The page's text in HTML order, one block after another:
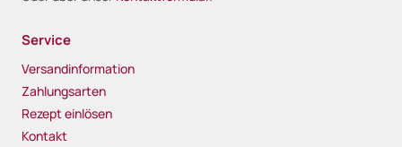
Service
Versandinformation
Zahlungsarten
Rezept einlösen
Kontakt